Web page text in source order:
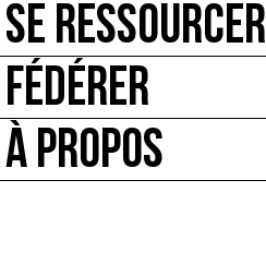
SE RESSOURCER
FÉDÉRER
À PROPOS